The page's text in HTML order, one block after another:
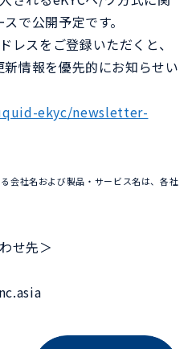
で公開予定です。
レスをご登録いただくと、
情報を優先的にお知らせい
ekyc/newsletter-
会社名および製品・サービス名は、各社
せ先＞